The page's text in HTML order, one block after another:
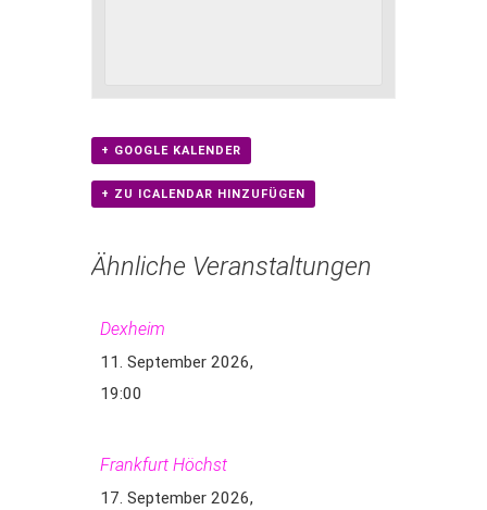
+ GOOGLE KALENDER
+ ZU ICALENDAR HINZUFÜGEN
Ähnliche Veranstaltungen
Dexheim
11. September 2026,
19:00
Frankfurt Höchst
17. September 2026,